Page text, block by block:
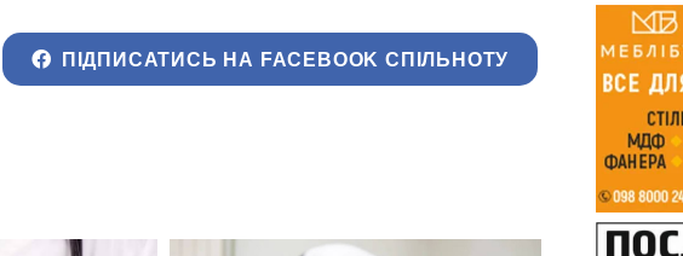
ПІДПИСАТИСЬ НА FACEBOOK СПІЛЬНОТУ